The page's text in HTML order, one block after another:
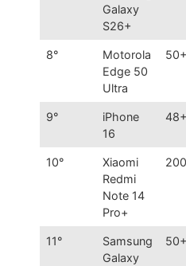
Galaxy
S26+
8°
Motorola
Edge 50
Ultra
9°
iPhone
16
10°
Xiaomi
Redmi
Note 14
Pro+
11°
Samsung
Galaxy